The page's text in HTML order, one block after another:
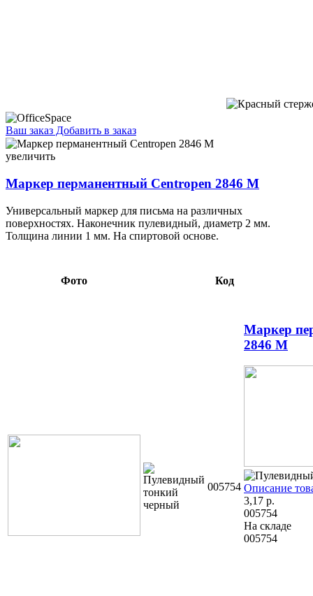
Ваш заказ Добавить в заказ
Маркер перманентный Centropen 2846 M черный 3,17 005754
увеличить
Маркер перманентный Centropen 2846 M
Универсальный маркер для письма на различных
поверхностях. Наконечник пулевидный, диаметр 2 мм.
Толщина линии 1 мм. На спиртовой основе.
Фото Код
005754
Маркер
2846 M
Описание
3,17 р.
005754
На складе
005754